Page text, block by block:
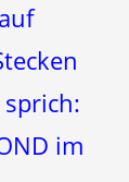
sprich:
im